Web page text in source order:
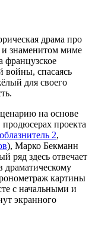
драма про
и знаменитом миме
спасаясь
для своего
на основе
проекта
2,
), Марко Бекманн
ряд здесь отвечает
картины
с начальными и
экранного